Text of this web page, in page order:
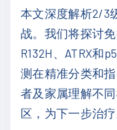
，
疗
效
与
安
全
植
（
S
C
T
本文深度解析2/3
战。我们将探讨
R132H、ATRX和
测在精准分类和
者及家属理解不
区，为下一步治